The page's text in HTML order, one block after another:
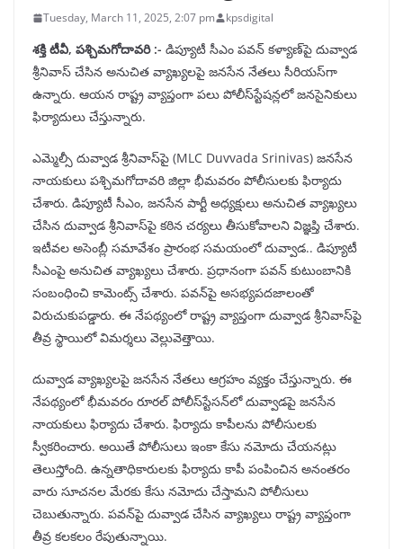
Tuesday, March 11, 2025, 2:07 pm kpsdigital
శక్తి టీవీ, పశ్చిమగోదావరి :- డిప్యూటీ సీఎం పవన్ కళ్యాణ్‌పై దువ్వాడ
శ్రీనివాస్ చేసిన అనుచిత వ్యాఖ్యలపై జనసేన నేతలు సీరియస్‌గా
ఉన్నారు. ఆయన రాష్ట్ర వ్యాప్తంగా పలు పోలీస్‌స్టేషన్లలో జనసైనికులు
ఫిర్యాదులు చేస్తున్నారు.
ఎమ్మెల్సీ దువ్వాడ శ్రీనివాస్‌పై (MLC Duvvada Srinivas) జనసేన
నాయకులు పశ్చిమగోదావరి జిల్లా భీమవరం పోలీసులకు ఫిర్యాదు
చేశారు. డిప్యూటీ సీఎం, జనసేన పార్టీ అధ్యక్షులు అనుచిత వ్యాఖ్యలు
చేసిన దువ్వాడ శ్రీనివాస్‌పై కఠిన చర్యలు తీసుకోవాలని విజ్ఞప్తి చేశారు.
ఇటీవల అసెంబ్లీ సమావేశం ప్రారంభ సమయంలో దువ్వాడ.. డిప్యూటీ
సీఎంపై అనుచిత వ్యాఖ్యలు చేశారు. ప్రధానంగా పవన్ కుటుంబానికి
సంబంధించి కామెంట్స్ చేశారు. పవన్‌పై అసభ్యపదజాలంతో
విరుచుకుపడ్డారు. ఈ నేపథ్యంలో రాష్ట్ర వ్యాప్తంగా దువ్వాడ శ్రీనివాస్‌పై
తీవ్ర స్థాయిలో విమర్శలు వెల్లువెత్తాయి.
దువ్వాడ వ్యాఖ్యలపై జనసేన నేతలు ఆగ్రహం వ్యక్తం చేస్తున్నారు. ఈ
నేపథ్యంలో భీమవరం రూరల్ పోలీస్‌స్టేసన్‌‌లో దువ్వాడపై జనసేన
నాయకులు ఫిర్యాదు చేశారు. ఫిర్యాదు కాపీలను పోలీసులకు
స్వీకరించారు. అయితే పోలీసులు ఇంకా కేసు నమోదు చేయనట్లు
తెలుస్తోంది. ఉన్నతాధికారులకు ఫిర్యాదు కాపీ పంపించిన అనంతరం
వారు సూచనల మేరకు కేసు నమోదు చేస్తామని పోలీసులు
చెబుతున్నారు. పవన్‌పై దువ్వాడ చేసిన వ్యాఖ్యలు రాష్ట్ర వ్యాప్తంగా
తీవ్ర కలకలం రేపుతున్నాయి.